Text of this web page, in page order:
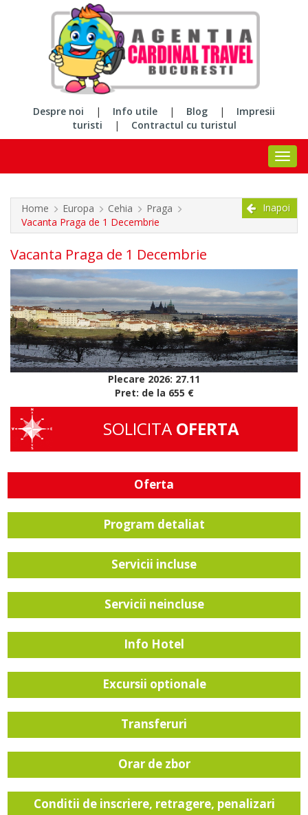
Despre noi | Info utile | Blog |
Impresii
turisti
| Contractul cu turistul
Home Europa Cehia
Praga
Vacanta Praga de 1 Decembrie
Inapoi
Vacanta Praga de 1 Decembrie
Plecare 2026: 27.11
Pret: de la 655 €
SOLICITA OFERTA
Oferta
Program detaliat
Servicii incluse
Servicii neincluse
Info Hotel
Excursii optionale
Transferuri
Orar de zbor
Conditii de inscriere, retragere, penalizari